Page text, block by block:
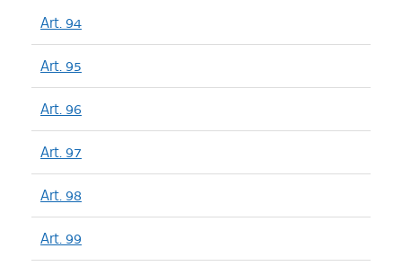
Art. 94
Art. 95
Art. 96
Art. 97
Art. 98
Art. 99